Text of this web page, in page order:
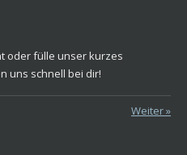
oder fülle unser kurzes
uns schnell bei dir!
Weiter»